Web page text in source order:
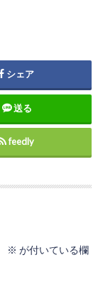
シェア
送る
feedly
※ が付いている欄